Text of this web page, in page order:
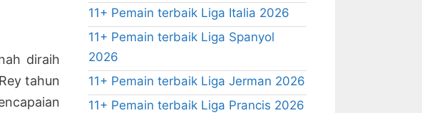
diraih
tahun
11+ Pemain terbaik Liga Italia 2026
11+ Pemain terbaik Liga Spanyol
2026
11+ Pemain terbaik Liga Jerman 2026
11+ Pemain terbaik Liga Prancis 2026